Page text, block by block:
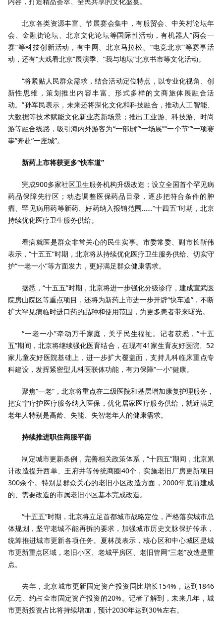
北京各类资源丰富、节展赛会集中，有服贸会、中关村论坛年
会、金融街论坛、北京文化论坛等国际性活动，有机器人“两会一
赛”等科技创新活动，有中网、北京马拉松、“电竞北京”等赛事活
动，还有“大戏看北京”展演季、“我与地坛”北京书市等文化活动。
“将紧贴人民群众需求，结合活动定位特点，以专业化视角、创
新性思维，策划推出内容丰富、形式多样的文商旅体展融合活
动。”孙军民表示，未来还将深化文化和科技融合，推动人工智能、
大数据等技术赋能文化新业态新场景；推出工业游、科技游、时尚
游等融合线路，吸引海内外游客为“一部剧”“一场展”“一个节”“一项赛
事”奔赴“一座城”。
新药上市将获更多“快车道”
完成900多家社区卫生服务机构升级改造；设立全国首个罕见病
药品保障先行区；动态调整医保药品目录，逐步把符合条件的肿
瘤、罕见病用药等新药、好药纳入报销范围……“十四五”时期，北京
持续优化医疗卫生服务供给。
看病就医是群众非常关心的民生实事。市委常委、副市长靳伟
表示，“十五五”时期，北京将从持续优化医疗卫生服务供给、切实守
护“一老一小”等方面发力，更好满足群众健康需求。
据悉，“十五五”时期，北京将进一步强化分级诊疗，建成宣武医
院房山院区等重点项目，还将为新药上市进一步开辟“快车道”，不断
扩大罕见病临时进口药的品种和使用范围，为更多患者带来曙光。
“一老一小”牵动万千家庭，关乎民生福祉。记者获悉，“十五
五”期间，北京将继续强化医育结合，在现有41家生育友好医院、52
家儿童友好医院基础上，进一步扩大覆盖面，支持儿科临床重点专
科建设，发挥紧密型儿科医联体功能，有力保障“一小”健康。
聚焦“一老”，北京将重点在二级医院和基层增加康复护理服务，
把安宁疗护医疗服务纳入医保，优化居家医疗服务供给，就近满足
老年人特别是高龄、失能、失智老年人的健康需求。
持续推进职住商服平衡
制定城市更新条例，完善相关政策体系，“十四五”期间，北京累
计改造提升西单、王府井等传统商圈40个，实施老旧厂房更新项目
300余个。特别是群众关心的老旧小区改造方面，2000年底前建成
的、需要改造的市属老旧小区基本完成改造。
“十五五”时期，北京将立足首都城市战略定位，严格落实城市总
体规划，坚守老城不能再拆的要求，加强城市历史文脉保护传承，
统筹推进城市更新各项任务。夏林茂表示，核心区和中心城区是城
市更新重点区域，老旧小区、老城平房区、老旧管网“三老”改造是重
点。
去年，北京城市更新固定资产投资同比增长154%，达到1846
亿元、约占全市固定资产投资的20%。记者了解到，未来几年，城
市更新投资占比将持续增加，预计2030年达到30%左右。